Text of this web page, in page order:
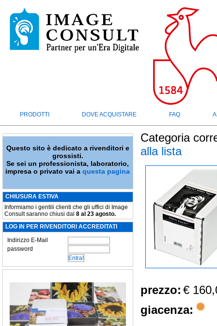
PRODOTTI DOVE ACQUISTARE FAQ
Questo sito è dedicato a rivenditori e
grossisti.
Se sei un professionista, laboratorio,
impresa o privato vai aquesta pagina
CHIUSURA ESTIVA
Informiamo i gentili clienti che gli uffici di Image
Consult saranno chiusi dal 8 al 23 agosto.
LOG IN PER RIVENDITORI ACCREDITATI
Indirizzo E-Mail
password
Categoria
alla lista
prezzo: €
giacenza: